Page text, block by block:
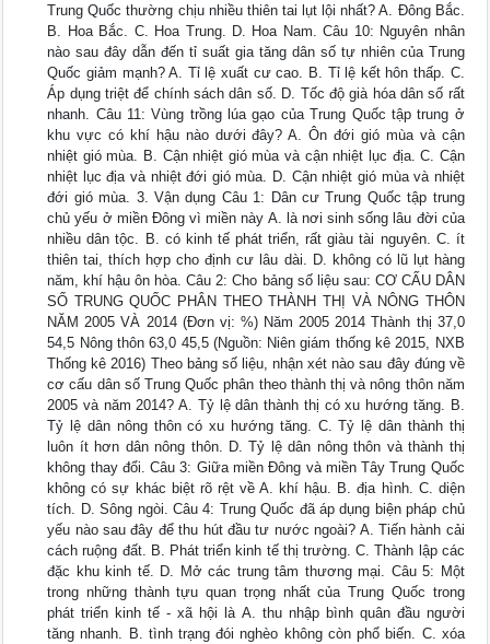
Trung Quốc thường chịu nhiều thiên tai lụt lội nhất? A. Đông Bắc.
B. Hoa Bắc. C. Hoa Trung. D. Hoa Nam. Câu 10: Nguyên nhân
nào sau đây dẫn đến tỉ suất gia tăng dân số tự nhiên của Trung
Quốc giảm mạnh? A. Tỉ lệ xuất cư cao. B. Tỉ lệ kết hôn thấp. C.
Áp dụng triệt để chính sách dân số. D. Tốc độ già hóa dân số rất
nhanh. Câu 11: Vùng trồng lúa gạo của Trung Quốc tập trung ở
khu vực có khí hậu nào dưới đây? A. Ôn đới gió mùa và cận
nhiệt gió mùa. B. Cận nhiệt gió mùa và cận nhiệt lục địa. C. Cận
nhiệt lục địa và nhiệt đới gió mùa. D. Cận nhiệt gió mùa và nhiệt
đới gió mùa. 3. Vận dụng Câu 1: Dân cư Trung Quốc tập trung
chủ yếu ở miền Đông vì miền này A. là nơi sinh sống lâu đời của
nhiều dân tộc. B. có kinh tế phát triển, rất giàu tài nguyên. C. ít
thiên tai, thích hợp cho định cư lâu dài. D. không có lũ lụt hàng
năm, khí hậu ôn hòa. Câu 2: Cho bảng số liệu sau: CƠ CẤU DÂN
SỐ TRUNG QUỐC PHÂN THEO THÀNH THỊ VÀ NÔNG THÔN
NĂM 2005 VÀ 2014 (Đơn vị: %) Năm 2005 2014 Thành thị 37,0
54,5 Nông thôn 63,0 45,5 (Nguồn: Niên giám thống kê 2015, NXB
Thống kê 2016) Theo bảng số liệu, nhận xét nào sau đây đúng về
cơ cấu dân số Trung Quốc phân theo thành thị và nông thôn năm
2005 và năm 2014? A. Tỷ lệ dân thành thị có xu hướng tăng. B.
Tỷ lệ dân nông thôn có xu hướng tăng. C. Tỷ lệ dân thành thị
luôn ít hơn dân nông thôn. D. Tỷ lệ dân nông thôn và thành thị
không thay đổi. Câu 3: Giữa miền Đông và miền Tây Trung Quốc
không có sự khác biệt rõ rệt về A. khí hậu. B. địa hình. C. diện
tích. D. Sông ngòi. Câu 4: Trung Quốc đã áp dụng biện pháp chủ
yếu nào sau đây để thu hút đầu tư nước ngoài? A. Tiến hành cải
cách ruộng đất. B. Phát triển kinh tế thị trường. C. Thành lập các
đặc khu kinh tế. D. Mở các trung tâm thương mại. Câu 5: Một
trong những thành tựu quan trọng nhất của Trung Quốc trong
phát triển kinh tế - xã hội là A. thu nhập bình quân đầu người
tăng nhanh. B. tình trạng đói nghèo không còn phổ biến. C. xóa